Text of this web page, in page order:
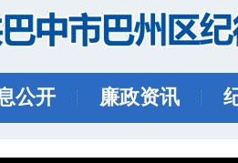
公开 廉政资讯